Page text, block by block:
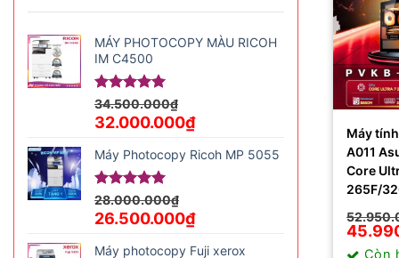
MÁY PHOTOCOPY MÀU RICOH
IM C4500
Được xếp
hạng5.00
5 sao
34.500.000₫
Giá
là:
34.500.000₫.
32.000.000₫Giá
tại
Máy Photocopy Ricoh MP 5055
Được xếp
hạng5.00
5 sao
28.000.000₫
Giá
là:
26.500.000₫Giá
tại
Máy photocopy Fuji xerox
Máy
A011
Core
265F/
Giá
gốc
Giá
hiện
Còn